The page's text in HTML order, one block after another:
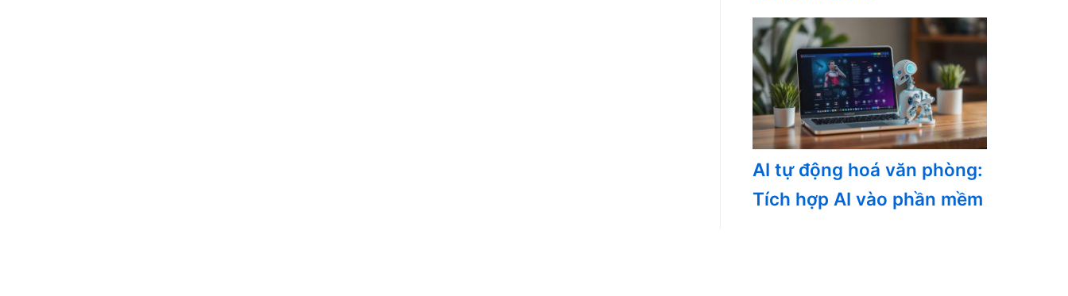
AI tự động hoá văn phòng:
Tích hợp AI vào phần mềm